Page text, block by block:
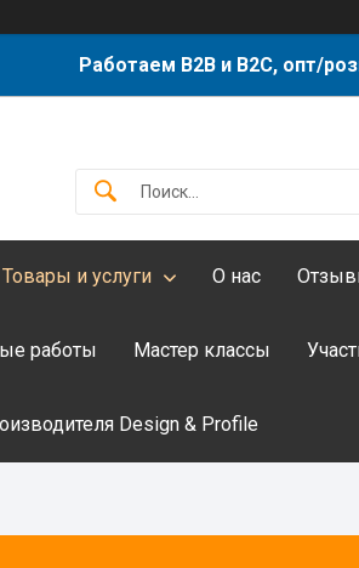
Работаем B2B и B2C, опт/
Товары и услуги О нас
работы Мастер классы
Design & Profile